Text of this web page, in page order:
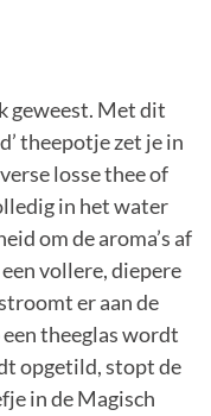
geweest. Met dit
theepotje zet je in
losse thee of
in het water
om de aroma’s af
vollere, diepere
er aan de
theeglas wordt
opgetild, stopt de
in de Magisch